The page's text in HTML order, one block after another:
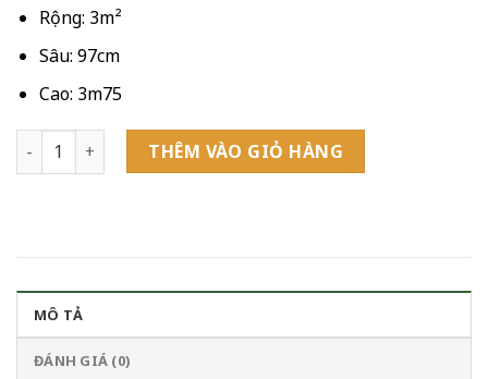
Rộng: 3m²
Sâu: 97cm
Cao: 3m75
Mẫu Lăng Mộ Đá - LMĐ 02 số lượng
THÊM VÀO GIỎ HÀNG
MÔ TẢ
ĐÁNH GIÁ (0)